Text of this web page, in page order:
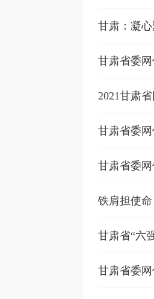
甘肃：凝
甘肃省委
​​2021甘肃
甘肃省委
甘肃省委
铁肩担使
甘肃省“六
甘肃省委